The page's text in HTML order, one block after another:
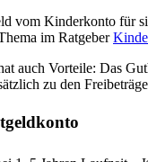
vom Kinderkonto für
im Ratgeber
auch Vorteile: Das
zu den